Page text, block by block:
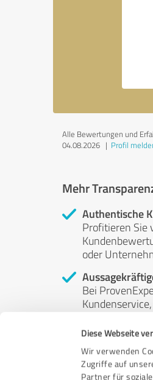
Diese Webseite
Wir verwenden
Zugriffe auf
Partner für
Alle Bewertungen und
04.08.2026 | Profil
Mehr
Authentische
Profitieren Sie
oder
Bei
Unabhängige
ProvenExpert
Kunden